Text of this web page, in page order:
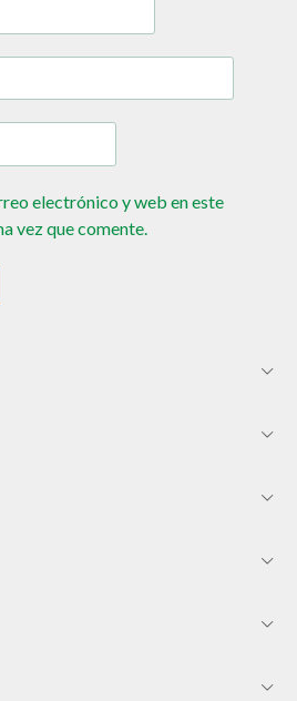
electrónico y web en este
vez que comente.